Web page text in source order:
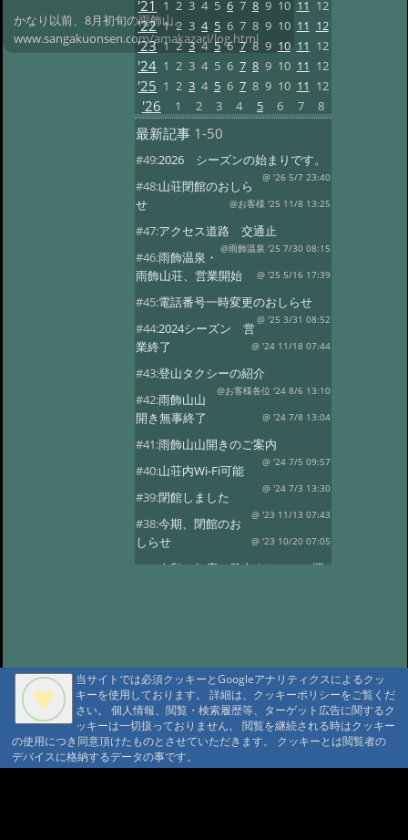
かなり以前、8月初旬の雨飾山。
www.sangakuonsen.com/amakazari/log.html
'21 1 2 3 4 5 6 7 8 9 10 11 12
'22 1 2 3 4 5 6 7 8 9 10 11 12
'23 1 2 3 4 5 6 7 8 9 10 11 12
'24 1 2 3 4 5 6 7 8 9 10 11 12
'25 1 2 3 4 5 6 7 8 9 10 11 12
'26 1 2 3 4 5 6 7 8
最新記事 1-50
#49:2026 シーズンの始まりです。
@ '26 5/7 23:40
#48:山荘閉館のおしら
せ
@お客様 '25 11/8 13:25
#47:アクセス道路 交通止
@雨飾温泉 '25 7/30 08:15
#46:雨飾温泉・
雨飾山荘、営業開始
@ '25 5/16 17:39
#45:電話番号一時変更のおしらせ
@ '25 3/31 08:52
#44:2024シーズン 営
業終了
@ '24 11/18 07:44
#43:登山タクシーの紹介
@お客様各位 '24 8/6 13:10
#42:雨飾山山
開き無事終了
@ '24 7/8 13:04
#41:雨飾山山開きのご案内
@ '24 7/5 09:57
#40:山荘内Wi-Fi可能
@ '24 7/3 13:30
#39:閉館しました
@ '23 11/13 07:43
#38:今期、閉館のお
しらせ
@ '23 10/20 07:05
#37:令和５年度 登山タクシーの運
#34:本日の雨飾温泉 @ '22 12/16 07:18
#33: 今期の営業は11/13まで
@ '22 11/3 09:34
#32:全国旅行支援
#31:14日 オープン
当サイトでは必須クッキーとGoogleアナリティクスによるクッ
キーを使用しております。 詳細は、クッキーポリシーをご覧くだ
さい。 個人情報、閲覧・検索履歴等、ターゲット広告に関するク
ッキーは一切扱っておりません。 閲覧を継続される時はクッキー
の使用につき同意頂けたものとさせていただきます。 クッキーとは閲覧者の
デバイスに格納するデータの事です。